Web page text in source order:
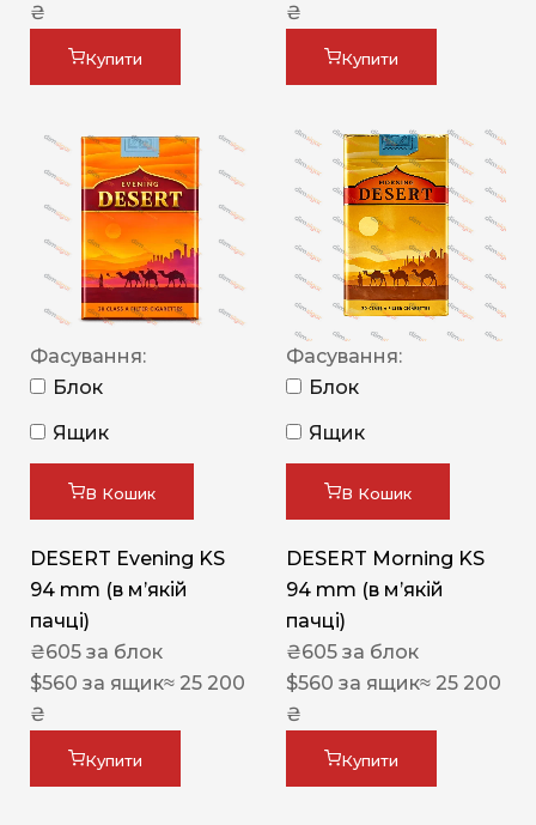
₴
Купити
₴
Купити
Фасування:
Блок
Ящик
В Кошик
DESERT Evening KS
94 mm (в мʼякій
пачці)
₴605 за блок
$560 за ящик≈ 25 200
₴
Купити
Фасування:
Блок
Ящик
В Кошик
DESERT Morning KS
94 mm (в мʼякій
пачці)
₴605 за блок
$560 за ящик≈ 25 200
₴
Купити